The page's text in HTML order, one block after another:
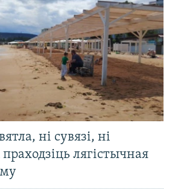
ні сувязі, ні
лягістычная